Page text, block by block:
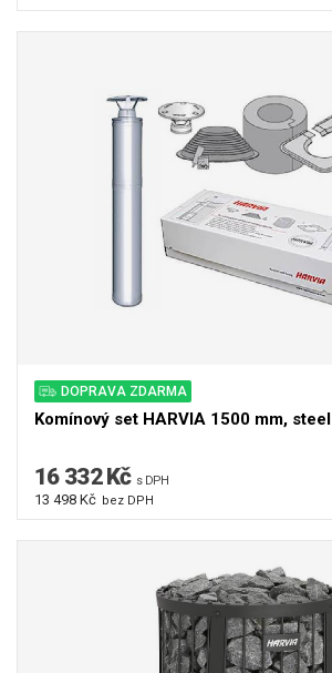
DOPRAVA ZDARMA
Komínový set HARVIA 1500 mm, steel
16 332 Kč s DPH
13 498 Kč bez DPH